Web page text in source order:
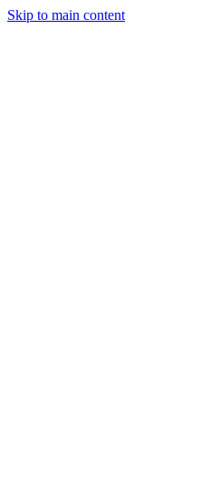
Skip to main content